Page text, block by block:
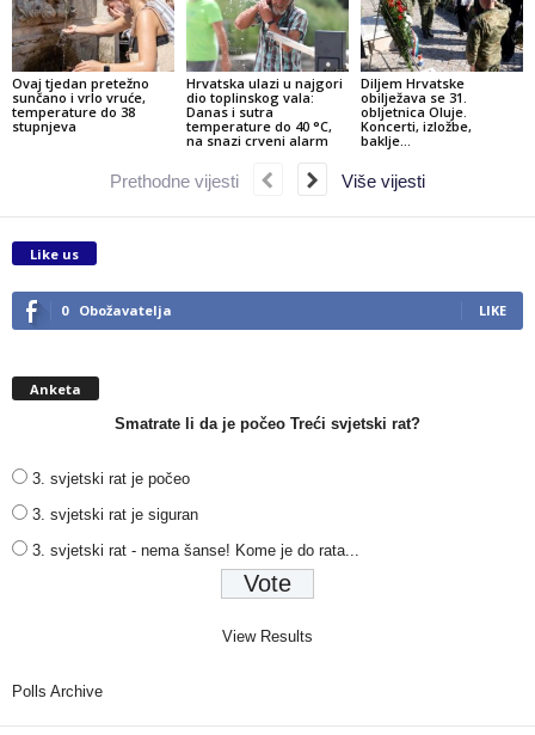
Ovaj tjedan pretežno
sunčano i vrlo vruće,
temperature do 38
stupnjeva
Hrvatska ulazi u najgori
dio toplinskog vala:
Danas i sutra
temperature do 40 °C,
na snazi crveni alarm
Diljem Hrvatske
obilježava se 31.
obljetnica Oluje.
Koncerti, izložbe,
baklje…
Prethodne vijesti Više vijesti
Like us
0 Obožavatelja LIKE
Anketa
Smatrate li da je počeo Treći svjetski rat?
3. svjetski rat je počeo
3. svjetski rat je siguran
3. svjetski rat - nema šanse! Kome je do rata...
View Results
Polls Archive